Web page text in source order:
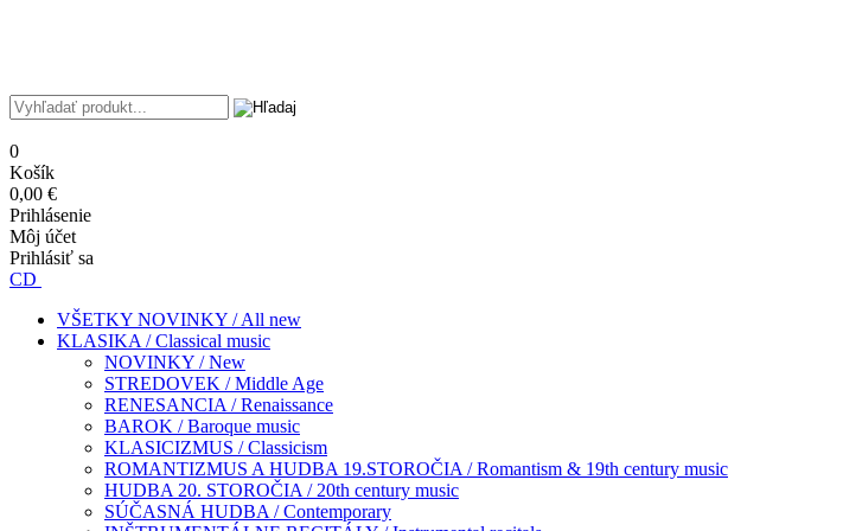
0
Košík
0,00 €
Prihlásenie
Môj účet
Prihlásiť sa
CD
VŠETKY NOVINKY / All new
KLASIKA / Classical music
NOVINKY / New
STREDOVEK / Middle Age
RENESANCIA / Renaissance
BAROK / Baroque music
KLASICIZMUS / Classicism
ROMANTIZMUS A HUDBA 19.STOROČIA / Romantism & 19th century music
HUDBA 20. STOROČIA / 20th century music
SÚČASNÁ HUDBA / Contemporary